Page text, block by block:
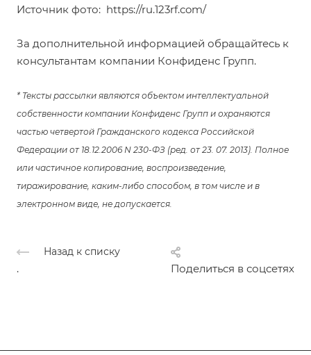
Источник фото: https://ru.123rf.com/
За дополнительной информацией обращайтесь к
консультантам компании Конфиденс Групп.
* Тексты рассылки являются объектом интеллектуальной
собственности компании Конфиденс Групп и охраняются
частью четвертой Гражданского кодекса Российской
Федерации от 18.12.2006 N 230-ФЗ (ред. от 23. 07. 2013). Полное
или частичное копирование, воспроизведение,
тиражирование, каким-либо способом, в том числе и в
электронном виде, не допускается.
Назад к списку
Поделиться в соцсетях
.